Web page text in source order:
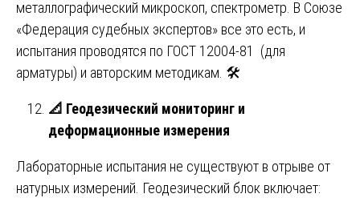
металлографический микроскоп, спектрометр. В Союзе
«Федерация судебных экспертов» все это есть, и
испытания проводятся по ГОСТ 12004-81 (для
арматуры) и авторским методикам. 🛠️
📐 Геодезический мониторинг и
деформационные измерения
Лабораторные испытания не существуют в отрыве от
натурных измерений. Геодезический блок включает: